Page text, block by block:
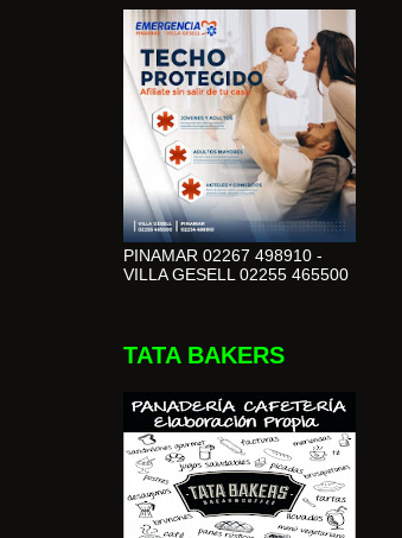
PINAMAR 02267 498910 -
VILLA GESELL 02255 465500
TATA BAKERS